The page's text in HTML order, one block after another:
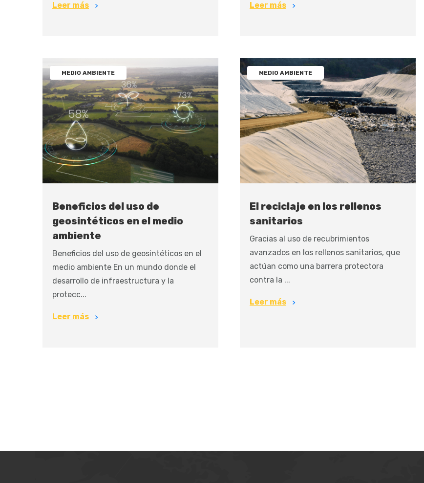
Leer más Leer más
MEDIO AMBIENTE
Beneficios del uso de
geosintéticos en el medio
ambiente
Beneficios del uso de geosintéticos en el
medio ambiente En un mundo donde el
desarrollo de infraestructura y la
protecc...
Leer más
MEDIO AMBIENTE
El reciclaje en los rellenos
sanitarios
Gracias al uso de recubrimientos
avanzados en los rellenos sanitarios, que
actúan como una barrera protectora
contra la ...
Leer más